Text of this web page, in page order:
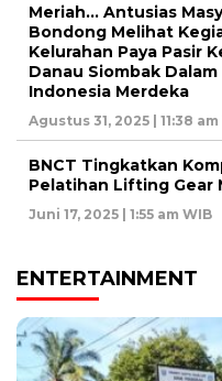
Meriah… Antusias
Bondong Melihat
Kelurahan Paya Pasir
Danau Siombak
Indonesia Merdeka
Agustus 31, 2025 | 11:38
BNCT Tingkatkan
Pelatihan Lifting Gear
Juni 17, 2025 | 1:55 am WIB
ENTERTAINMENT